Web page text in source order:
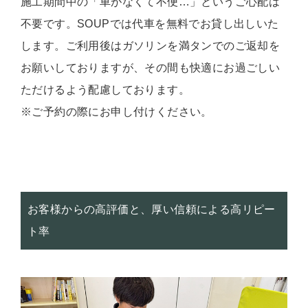
不要です。SOUPでは代車を無料でお貸し出しいた
します。ご利用後はガソリンを満タンでのご返却を
お願いしておりますが、その間も快適にお過ごしい
ただけるよう配慮しております。
※ご予約の際にお申し付けください。
お客様からの高評価と、厚い信頼による高リピー
ト率